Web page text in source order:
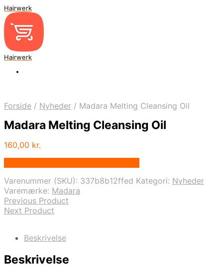
Hairwerk
Hairwerk
Forside / Nyheder / Madara Melting Cleansing Oil
Madara Melting Cleansing Oil
160,00 kr.
Varenummer (SKU): 337b8b12ffed Kategori: Nyheder
Varemærke: Madara
Previous Product
Next Product
Beskrivelse
Beskrivelse